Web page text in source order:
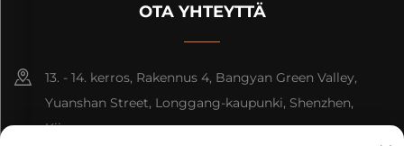
OTA YHTEYTTÄ
13. - 14. kerros, Rakennus 4, Bangyan Green Valley,
Yuanshan Street, Longgang-kaupunki, Shenzhen,
Kiina.